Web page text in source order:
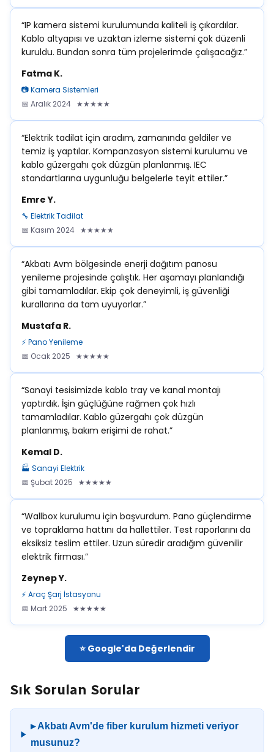
“IP kamera sistemi kurulumunda kaliteli iş çıkardılar.
Kablo altyapısı ve uzaktan izleme sistemi çok düzenli
kuruldu. Bundan sonra tüm projelerimde çalışacağız.”
Fatma K.
📷 Kamera Sistemleri
📅 Aralık 2024 ★★★★★
“Elektrik tadilat için aradım, zamanında geldiler ve
temiz iş yaptılar. Kompanzasyon sistemi kurulumu ve
kablo güzergahı çok düzgün planlanmış. IEC
standartlarına uygunluğu belgelerle teyit ettiler.”
Emre Y.
🔧 Elektrik Tadilat
📅 Kasım 2024 ★★★★★
“Akbatı Avm bölgesinde enerji dağıtım panosu
yenileme projesinde çalıştık. Her aşamayı planlandığı
gibi tamamladılar. Ekip çok deneyimli, iş güvenliği
kurallarına da tam uyuyorlar.”
Mustafa R.
⚡ Pano Yenileme
📅 Ocak 2025 ★★★★★
“Sanayi tesisimizde kablo tray ve kanal montajı
yaptırdık. İşin güçlüğüne rağmen çok hızlı
tamamladılar. Kablo güzergahı çok düzgün
planlanmış, bakım erişimi de rahat.”
Kemal D.
🏭 Sanayi Elektrik
📅 Şubat 2025 ★★★★★
“Wallbox kurulumu için başvurdum. Pano güçlendirme
ve topraklama hattını da hallettiler. Test raporlarını da
eksiksiz teslim ettiler. Uzun süredir aradığım güvenilir
elektrik firması.”
Zeynep Y.
⚡ Araç Şarj İstasyonu
📅 Mart 2025 ★★★★★
⭐ Google'da Değerlendir
Sık Sorulan Sorular
▸ Akbatı Avm'de fiber kurulum hizmeti veriyor
musunuz?